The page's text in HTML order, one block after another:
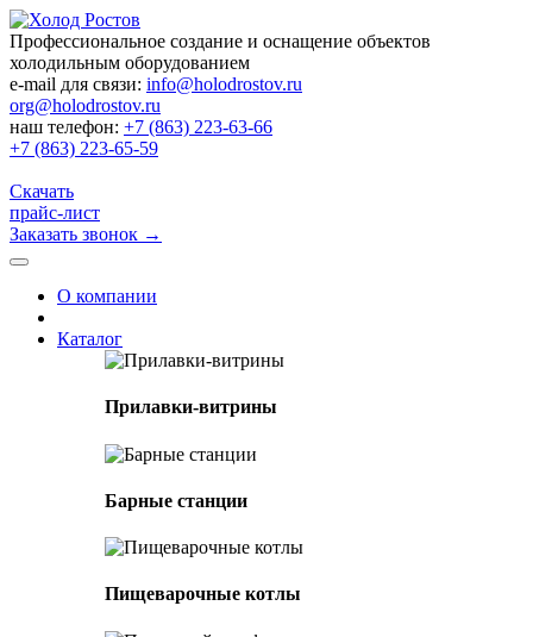
Профессиональное создание и оснащение объектов
холодильным оборудованием
e-mail для связи: info@holodrostov.ru
org@holodrostov.ru
наш телефон: +7 (863) 223-63-66
+7 (863) 223-65-59
Скачать
прайс-лист
Заказать звонок →
О компании
Каталог
Прилавки-витрины
Барные станции
Пищеварочные котлы